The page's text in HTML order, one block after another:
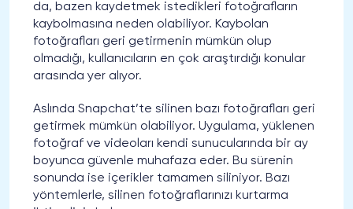
da, bazen kaydetmek istedikleri fotoğrafların
kaybolmasına neden olabiliyor. Kaybolan
fotoğrafları geri getirmenin mümkün olup
olmadığı, kullanıcıların en çok araştırdığı konular
arasında yer alıyor.
Aslında Snapchat’te silinen bazı fotoğrafları geri
getirmek mümkün olabiliyor. Uygulama, yüklenen
fotoğraf ve videoları kendi sunucularında bir ay
boyunca güvenle muhafaza eder. Bu sürenin
sonunda ise içerikler tamamen siliniyor. Bazı
yöntemlerle, silinen fotoğraflarınızı kurtarma